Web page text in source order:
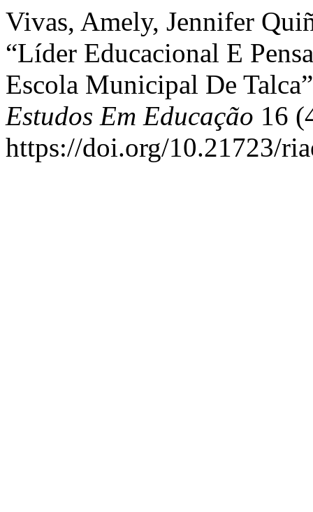
Vivas, Amely, Jennifer
“Líder Educacional E
Escola Municipal De
Estudos Em Educação 16
https://doi.org/10.21723/